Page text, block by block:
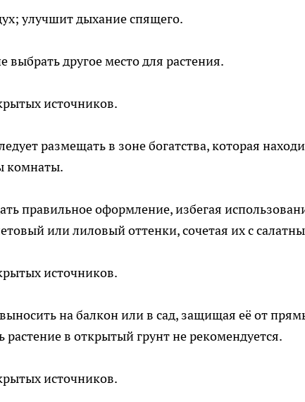
улучшит дыхание спящего.
выбрать другое место для растения.
источников.
размещать в зоне богатства, которая
комнаты.
правильное оформление, избегая
или лиловый оттенки, сочетая их с
источников.
на балкон или в сад, защищая её от
в открытый грунт не рекомендуется.
источников.